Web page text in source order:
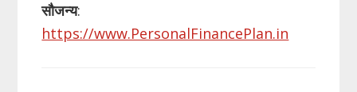
सौजन्य:
https://www.PersonalFinancePlan.in